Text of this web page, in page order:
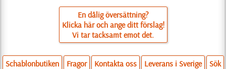
En dålig översättning?
Klicka här och ange ditt förslag!
Vi tar tacksamt emot det.
Schablonbutiken Fragor Kontakta oss Leverans i Sverige Sök